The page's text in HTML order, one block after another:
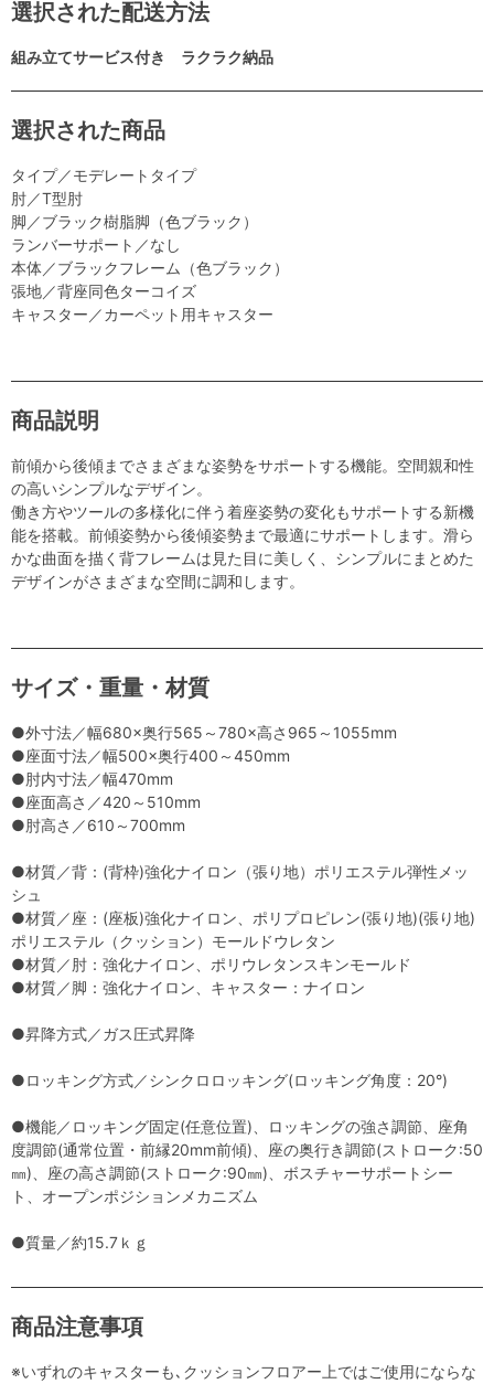
選択された配送方法
組み立てサービス付き ラクラク納品
選択された商品
タイプ／モデレートタイプ
肘／T型肘
脚／ブラック樹脂脚（色ブラック）
ランバーサポート／なし
本体／ブラックフレーム（色ブラック）
張地／背座同色ターコイズ
キャスター／カーペット用キャスター
商品説明
前傾から後傾までさまざまな姿勢をサポートする機能。空間親和性
の高いシンプルなデザイン。
働き方やツールの多様化に伴う着座姿勢の変化もサポートする新機
能を搭載。前傾姿勢から後傾姿勢まで最適にサポートします。滑ら
かな曲面を描く背フレームは見た目に美しく、シンプルにまとめた
デザインがさまざまな空間に調和します。
サイズ・重量・材質
●外寸法／幅680×奥行565～780×高さ965～1055mm
●座面寸法／幅500×奥行400～450mm
●肘内寸法／幅470mm
●座面高さ／420～510mm
●肘高さ／610～700mm
●材質／背：(背枠)強化ナイロン（張り地）ポリエステル弾性メッ
シュ
●材質／座：(座板)強化ナイロン、ポリプロピレン(張り地)(張り地)
ポリエステル（クッション）モールドウレタン
●材質／肘：強化ナイロン、ポリウレタンスキンモールド
●材質／脚：強化ナイロン、キャスター：ナイロン
●昇降方式／ガス圧式昇降
●ロッキング方式／シンクロロッキング(ロッキング角度：20°)
●機能／ロッキング固定(任意位置)、ロッキングの強さ調節、座角
度調節(通常位置・前縁20mm前傾)、座の奥行き調節(ストローク:50
㎜)、座の高さ調節(ストローク:90㎜)、ボスチャーサポートシー
ト、オープンポジションメカニズム
●質量／約15.7ｋｇ
商品注意事項
※いずれのキャスターも､クッションフロアー上ではご使用にならな